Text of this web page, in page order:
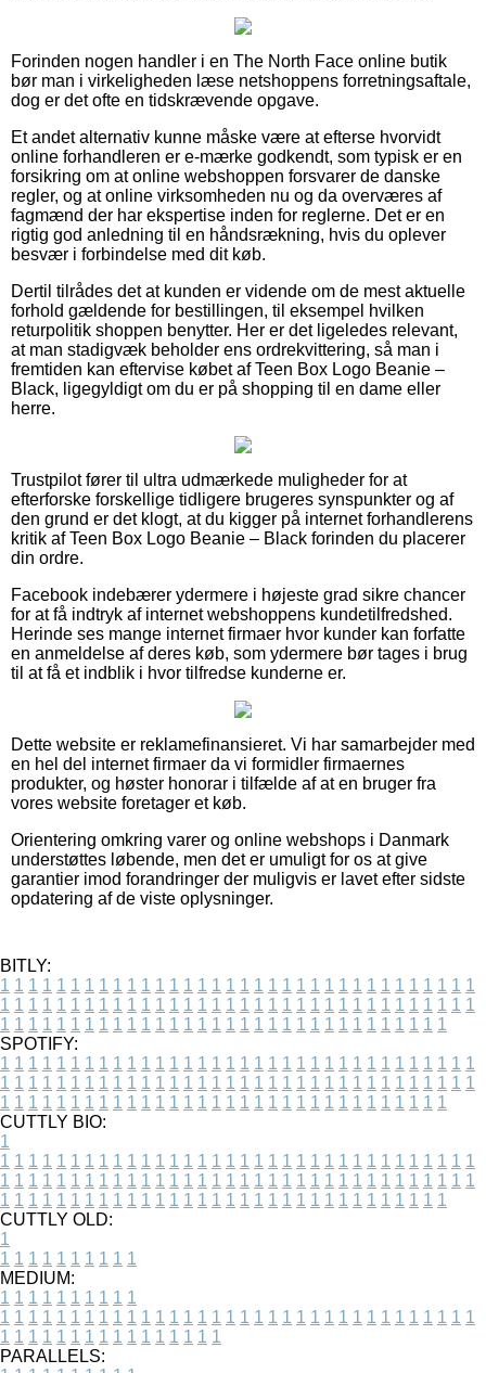
Forinden nogen handler i en The North Face online butik
bør man i virkeligheden læse netshoppens forretningsaftale,
dog er det ofte en tidskrævende opgave.
Et andet alternativ kunne måske være at efterse hvorvidt
online forhandleren er e-mærke godkendt, som typisk er en
forsikring om at online webshoppen forsvarer de danske
regler, og at online virksomheden nu og da overværes af
fagmænd der har ekspertise inden for reglerne. Det er en
rigtig god anledning til en håndsrækning, hvis du oplever
besvær i forbindelse med dit køb.
Dertil tilrådes det at kunden er vidende om de mest aktuelle
forhold gældende for bestillingen, til eksempel hvilken
returpolitik shoppen benytter. Her er det ligeledes relevant,
at man stadigvæk beholder ens ordrekvittering, så man i
fremtiden kan eftervise købet af Teen Box Logo Beanie –
Black, ligegyldigt om du er på shopping til en dame eller
herre.
Trustpilot fører til ultra udmærkede muligheder for at
efterforske forskellige tidligere brugeres synspunkter og af
den grund er det klogt, at du kigger på internet forhandlerens
kritik af Teen Box Logo Beanie – Black forinden du placerer
din ordre.
Facebook indebærer ydermere i højeste grad sikre chancer
for at få indtryk af internet webshoppens kundetilfredshed.
Herinde ses mange internet firmaer hvor kunder kan forfatte
en anmeldelse af deres køb, som ydermere bør tages i brug
til at få et indblik i hvor tilfredse kunderne er.
Dette website er reklamefinansieret. Vi har samarbejder med
en hel del internet firmaer da vi formidler firmaernes
produkter, og høster honorar i tilfælde af at en bruger fra
vores website foretager et køb.
Orientering omkring varer og online webshops i Danmark
understøttes løbende, men det er umuligt for os at give
garantier imod forandringer der muligvis er lavet efter sidste
opdatering af de viste oplysninger.
BITLY:
1 1 1 1 1 1 1 1 1 1 1 1 1 1 1 1 1 1 1 1 1 1 1 1 1 1 1 1 1 1 1 1 1 1
1 1 1 1 1 1 1 1 1 1 1 1 1 1 1 1 1 1 1 1 1 1 1 1 1 1 1 1 1 1 1 1 1 1
1 1 1 1 1 1 1 1 1 1 1 1 1 1 1 1 1 1 1 1 1 1 1 1 1 1 1 1 1 1 1 1
SPOTIFY:
1 1 1 1 1 1 1 1 1 1 1 1 1 1 1 1 1 1 1 1 1 1 1 1 1 1 1 1 1 1 1 1 1 1
1 1 1 1 1 1 1 1 1 1 1 1 1 1 1 1 1 1 1 1 1 1 1 1 1 1 1 1 1 1 1 1 1 1
1 1 1 1 1 1 1 1 1 1 1 1 1 1 1 1 1 1 1 1 1 1 1 1 1 1 1 1 1 1 1 1
CUTTLY BIO:
1
1 1 1 1 1 1 1 1 1 1 1 1 1 1 1 1 1 1 1 1 1 1 1 1 1 1 1 1 1 1 1 1 1 1
1 1 1 1 1 1 1 1 1 1 1 1 1 1 1 1 1 1 1 1 1 1 1 1 1 1 1 1 1 1 1 1 1 1
1 1 1 1 1 1 1 1 1 1 1 1 1 1 1 1 1 1 1 1 1 1 1 1 1 1 1 1 1 1 1 1
CUTTLY OLD:
1
1 1 1 1 1 1 1 1 1 1
MEDIUM:
1 1 1 1 1 1 1 1 1 1
1 1 1 1 1 1 1 1 1 1 1 1 1 1 1 1 1 1 1 1 1 1 1 1 1 1 1 1 1 1 1 1 1 1
1 1 1 1 1 1 1 1 1 1 1 1 1 1 1 1
PARALLELS: